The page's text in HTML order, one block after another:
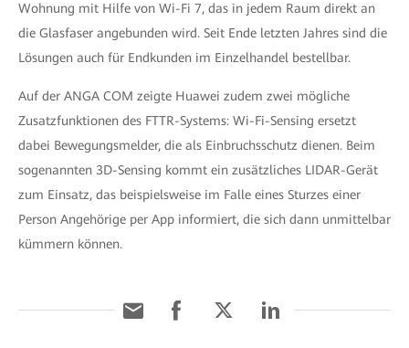
Wohnung mit Hilfe von Wi-Fi 7, das in jedem Raum direkt an
die Glasfaser angebunden wird. Seit Ende letzten Jahres sind die
Lösungen auch für Endkunden im Einzelhandel bestellbar.
Auf der ANGA COM zeigte Huawei zudem zwei mögliche
Zusatzfunktionen des FTTR-Systems: Wi-Fi-Sensing ersetzt
dabei Bewegungsmelder, die als Einbruchsschutz dienen. Beim
sogenannten 3D-Sensing kommt ein zusätzliches LIDAR-Gerät
zum Einsatz, das beispielsweise im Falle eines Sturzes einer
Person Angehörige per App informiert, die sich dann unmittelbar
kümmern können.